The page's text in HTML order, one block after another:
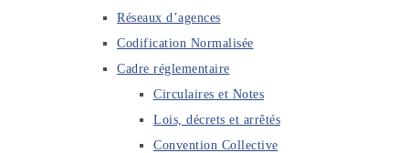
Réseaux d’agences
Codification Normalisée
Cadre réglementaire
Circulaires et Notes
Lois, décrets et arrêtés
Convention Collective